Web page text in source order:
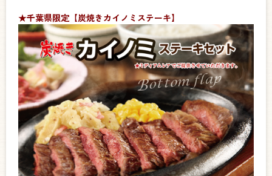
★千葉県限定【炭焼きカイノミステーキ】